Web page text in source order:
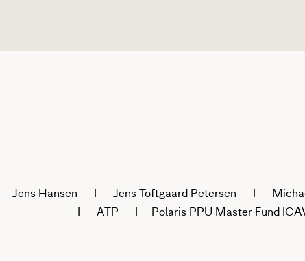
Jens Hansen I Jens Toftgaard Petersen I
I ATP I Polaris PPU Master Fund